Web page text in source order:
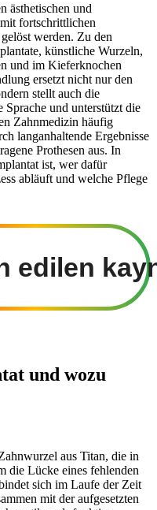
ästhetischen und
fortschrittlichen
werden. Zu den
künstliche Wurzeln,
und im Kieferknochen
ersetzt nicht nur den
stellt auch die
und unterstützt die
Zahnmedizin häufig
langanhaltende Ergebnisse
Prothesen aus. In
ist, wer dafür
abläuft und welche Pflege
edilen
und wozu
aus Titan, die in
die Lücke eines fehlenden
sich im Laufe der Zeit
mit der aufgesetzten